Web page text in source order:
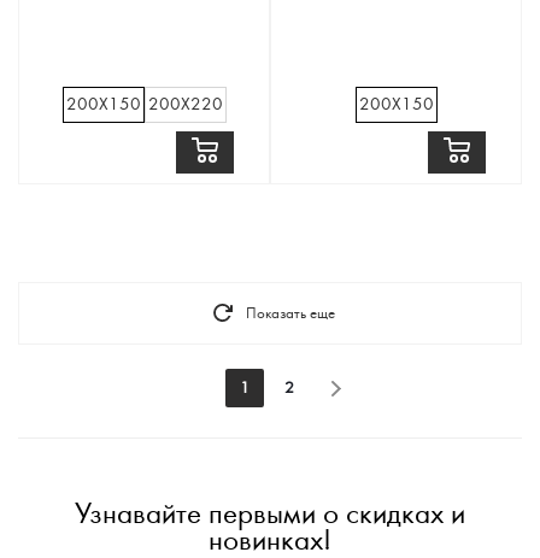
200Х150 200Х220 200Х150
Показать еще
1 2
Узнавайте первыми о скидках и
новинках!